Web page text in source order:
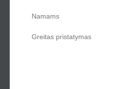
Namams
Greitas pristatymas